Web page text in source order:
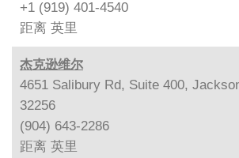
+1 (919) 401-4540
距离 英里
杰克逊维尔
4651 Salibury Rd, Suite 400,
32256
(904) 643-2286
距离 英里